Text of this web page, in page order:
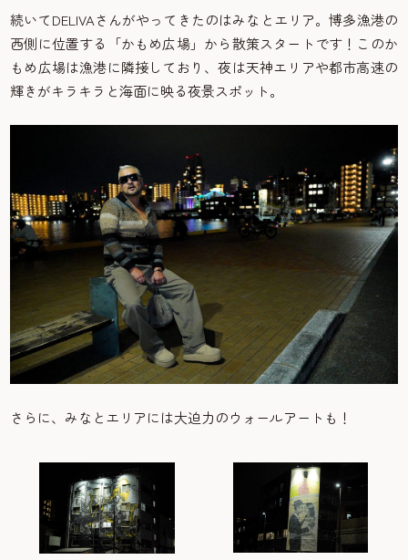
続いてDELIVAさんがやってきたのはみなとエリア。博多漁港の
西側に位置する「かもめ広場」から散策スタートです！このか
もめ広場は漁港に隣接しており、夜は天神エリアや都市高速の
輝きがキラキラと海面に映る夜景スポット。
さらに、みなとエリアには大迫力のウォールアートも！